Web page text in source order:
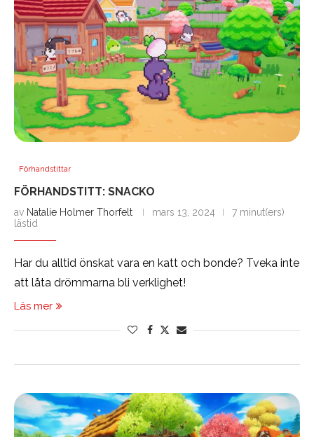
Förhandstittar
FÖRHANDSTITT: SNACKO
av Natalie Holmer Thorfelt mars 13, 2024
7 minut(ers)
lästid
Har du alltid önskat vara en katt och bonde? Tveka inte
att låta drömmarna bli verklighet!
Läs mer